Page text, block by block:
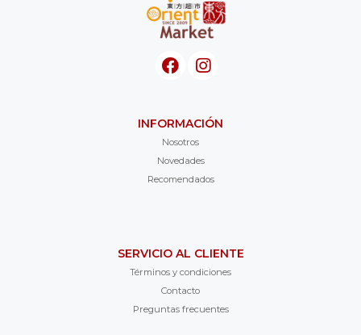
INFORMACIÓN
Nosotros
Novedades
Recomendados
SERVICIO AL CLIENTE
Términos y condiciones
Contacto
Preguntas frecuentes